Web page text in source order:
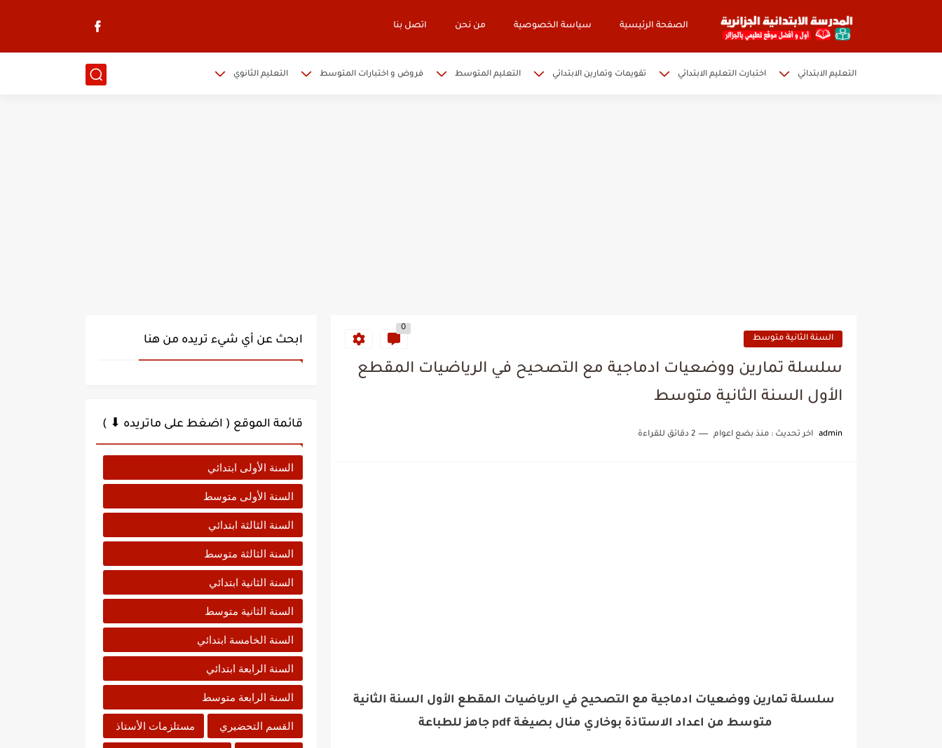
الصفحة الرئيسية سياسة الخصوصية من نحن اتصل بنا
التعليم الابتدائي اختبارت التعليم الابتدائي تقويمات وتمارين الابتدائي التعليم المتوسط فروض و اختبارات المتوسط التعليم الثانوي
السنة الثانية متوسط
0
سلسلة تمارين ووضعيات ادماجية مع التصحيح في الرياضيات المقطع
الأول السنة الثانية متوسط
admin اخر تحديث : منذ بضع اعوام 2 دقائق للقراءة
سلسلة تمارين ووضعيات ادماجية مع التصحيح في الرياضيات المقطع الأول السنة الثانية
متوسط من اعداد الاستاذة بوخاري منال بصيغة pdf جاهز للطباعة
ابحث عن أي شيء تريده من هنا
قائمة الموقع ( اضغط على ماتريده ⬇ )
السنة الأولى ابتدائي
السنة الأولى متوسط
السنة الثالثة ابتدائي
السنة الثالثة متوسط
السنة الثانية ابتدائي
السنة الثانية متوسط
السنة الخامسة ابتدائي
السنة الرابعة ابتدائي
السنة الرابعة متوسط
القسم التحضيري مستلزمات الأستاذ